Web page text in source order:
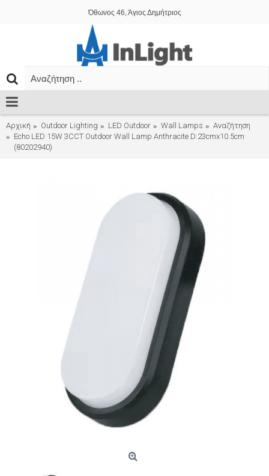
Όθωνος 46, Άγιος Δημήτριος
Αρχική Outdoor Lighting LED Outdoor Wall Lamps
Αναζήτηση
Echo LED 15W 3CCT Outdoor Wall Lamp Anthracite D:23cmx10.5cm
(80202940)